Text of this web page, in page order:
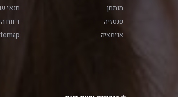
מותחן
פנטזיה
אנימציה
תנאי
דיווח